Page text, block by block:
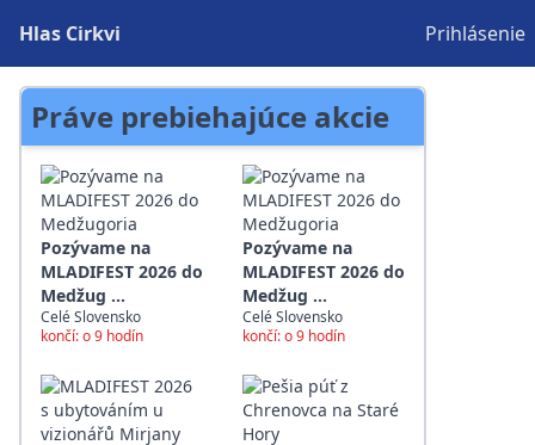
Hlas Cirkvi Prihlásenie
Práve prebiehajúce akcie
Pozývame na
MLADIFEST 2026 do
Medžug ...
Celé Slovensko
končí: o 9 hodín
Pozývame na
MLADIFEST 2026 do
Medžug ...
Celé Slovensko
končí: o 9 hodín